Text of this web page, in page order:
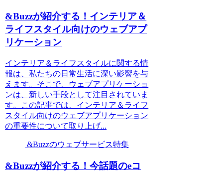
&Buzzが紹介する！インテリア＆
ライフスタイル向けのウェブアプ
リケーション
インテリア＆ライフスタイルに関する情
報は、私たちの日常生活に深い影響を与
えます。そこで、ウェブアプリケーショ
ンは、新しい手段として注目されていま
す。この記事では、インテリア＆ライフ
スタイル向けのウェブアプリケーション
の重要性について取り上げ...
&Buzzのウェブサービス特集
&Buzzが紹介する！今話題のeコ